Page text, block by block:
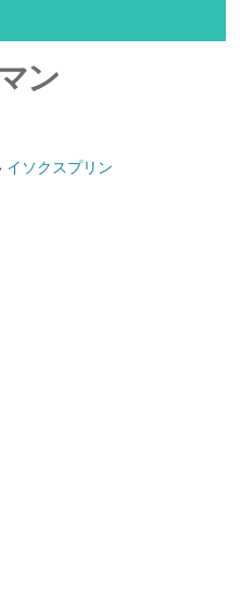
ン
イソクスプリン